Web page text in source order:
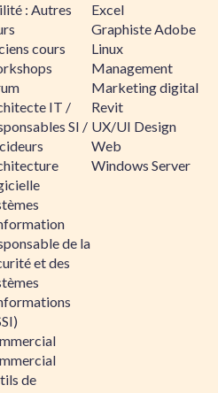
: Autres
cours
IT /
SI /
de la
et des
de
Excel
Graphiste Adobe
Linux
Management
Marketing digital
Revit
UX/UI Design
Web
Windows Server